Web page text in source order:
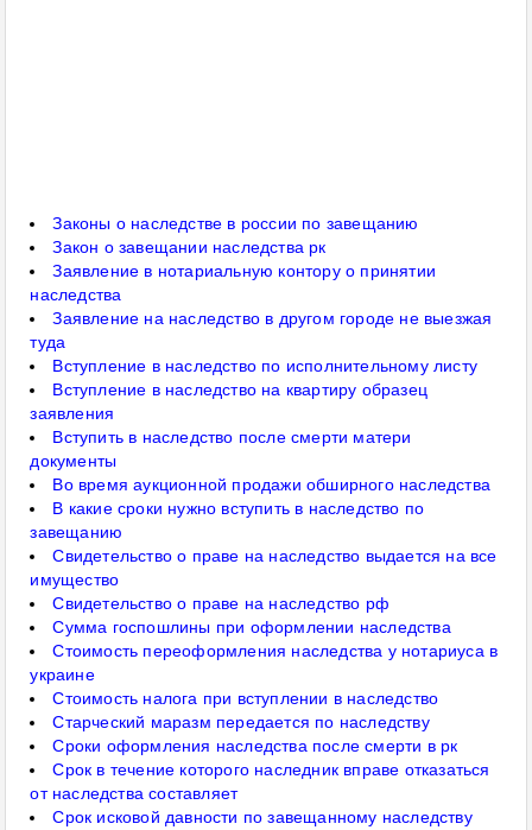
Законы о наследстве в россии по завещанию
Закон о завещании наследства рк
Заявление в нотариальную контору о принятии
наследства
Заявление на наследство в другом городе не выезжая
туда
Вступление в наследство по исполнительному листу
Вступление в наследство на квартиру образец
заявления
Вступить в наследство после смерти матери
документы
Во время аукционной продажи обширного наследства
В какие сроки нужно вступить в наследство по
завещанию
Свидетельство о праве на наследство выдается на все
имущество
Свидетельство о праве на наследство рф
Сумма госпошлины при оформлении наследства
Стоимость переоформления наследства у нотариуса в
украине
Стоимость налога при вступлении в наследство
Старческий маразм передается по наследству
Сроки оформления наследства после смерти в рк
Срок в течение которого наследник вправе отказаться
от наследства составляет
Срок исковой давности по завещанному наследству